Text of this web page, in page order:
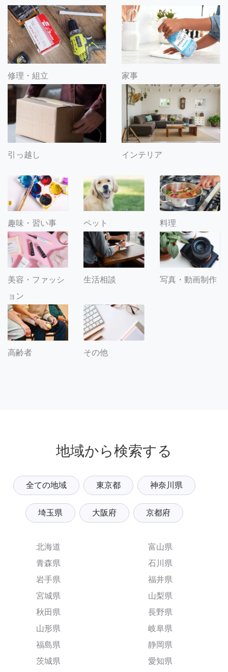
修理・組立 家事
引っ越し インテリア
趣味・習い事 ペット 料理
美容・ファッシ
ョン
生活相談 写真・動画制作
高齢者 その他
地域から検索する
全ての地域 東京都 神奈川県
埼玉県 大阪府 京都府
北海道
青森県
岩手県
宮城県
秋田県
山形県
福島県
茨城県
富山県
石川県
福井県
山梨県
長野県
岐阜県
静岡県
愛知県